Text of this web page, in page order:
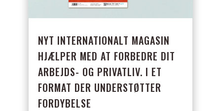
NYT INTERNATIONALT MAGASIN
HJÆLPER MED AT FORBEDRE DIT
ARBEJDS- OG PRIVATLIV. I ET
FORMAT DER UNDERSTØTTER
FORDYBELSE